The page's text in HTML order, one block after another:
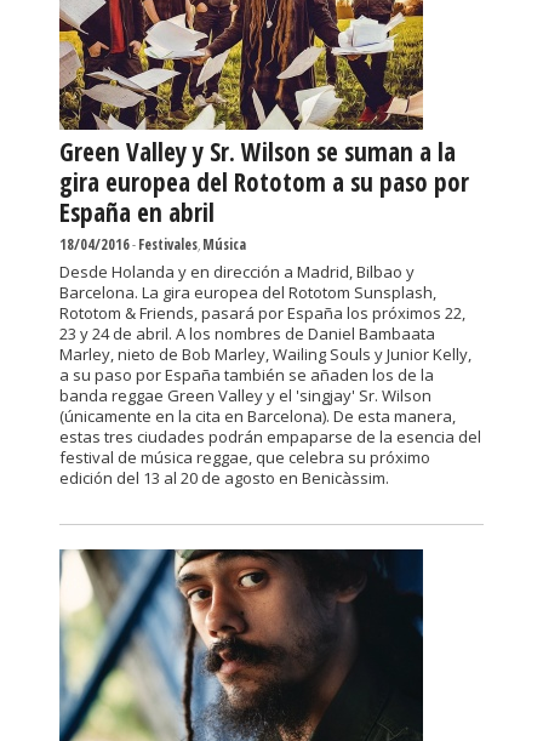
Green Valley y Sr. Wilson se suman a la
gira europea del Rototom a su paso por
España en abril
18/04/2016-Festivales,Música
Desde Holanda y en dirección a Madrid, Bilbao y
Barcelona. La gira europea del Rototom Sunsplash,
Rototom & Friends, pasará por España los próximos 22,
23 y 24 de abril. A los nombres de Daniel Bambaata
Marley, nieto de Bob Marley, Wailing Souls y Junior Kelly,
a su paso por España también se añaden los de la
banda reggae Green Valley y el 'singjay' Sr. Wilson
(únicamente en la cita en Barcelona). De esta manera,
estas tres ciudades podrán empaparse de la esencia del
festival de música reggae, que celebra su próximo
edición del 13 al 20 de agosto en Benicàssim.